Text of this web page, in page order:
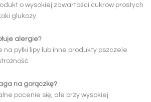
o wysokiej zawartości cukrów prostych
glukozy.
alergie?
na pyłki lipy lub inne produkty pszczele
na gorączkę?
pocenie się, ale przy wysokiej